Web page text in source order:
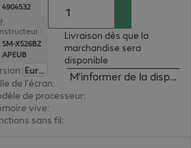
4904532
:
SM-X526BZ
APEUB
:
Europe
de l'écran: 27,7 cm (10,9")
de processeur:
vive:
sans fil:
Livraison dès que la
marchandise sera
disponible
M'informer de la